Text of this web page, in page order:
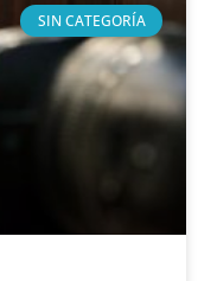
SIN CATEGORÍA